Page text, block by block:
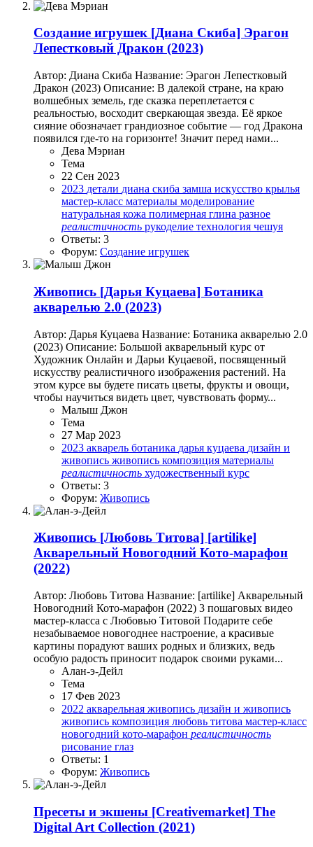
Создание игрушек [Диана Скиба] Эрагон
Лепестковый Дракон (2023)
Автор: Диана Скиба Название: Эрагон Лепестковый
Дракон (2023) Описание: В далекой стране, на краю
волшебных земель, где сказка переплетается с
реальностью, восходит сверкающая звезда. Её яркое
сияние обозначает грандиозное событие — год Дракона
появился где-то на горизонте! Значит перед нами...
Дева Мэриан
Тема
22 Сен 2023
2023 детали диана скиба замша искусство крылья
мастер-класс материалы моделирование
натуральная кожа полимерная глина разное
реалистичность рукоделие технология чешуя
Ответы: 3
Форум: Создание игрушек
Живопись [Дарья Куцаева] Ботаника
акварелью 2.0 (2023)
Автор: Дарья Куцаева Название: Ботаника акварелью 2.0
(2023) Описание: Большой акварельный курс от
Художник Онлайн и Дарьи Куцаевой, посвященный
искусству реалистичного изображения растений. На
этом курсе вы будете писать цветы, фрукты и овощи,
чтобы научиться видеть цвет, чувствовать форму...
Малыш Джон
Тема
27 Мар 2023
2023 акварель ботаника дарья куцаева дизайн и
живопись живопись композиция материалы
реалистичность художественный курс
Ответы: 3
Форум: Живопись
Живопись [Любовь Титова] [artilike]
Акварельный Новогодний Кото-марафон
(2022)
Автор: Любовь Титова Название: [artilike] Акварельный
Новогодний Кото-марафон (2022) 3 пошаговых видео
мастер-класса с Любовью Титовой Подарите себе
незабываемое новогоднее настроение, а красивые
картины порадуют ваших родных и близких, ведь
особую радость приносит подарок своими руками...
Алан-э-Дейл
Тема
17 Фев 2023
2022 акварельная живопись дизайн и живопись
живопись композиция любовь титова мастер-класс
новогодний кото-марафон реалистичность
рисование глаз
Ответы: 1
Форум: Живопись
Пресеты и экшены [Creativemarket] The
Digital Art Collection (2021)